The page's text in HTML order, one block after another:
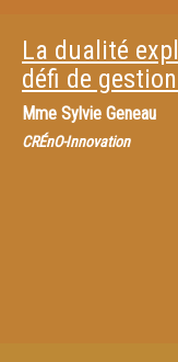
La dualité
défi de
Mme Sylvie Geneau
CRÉnO-Innovation